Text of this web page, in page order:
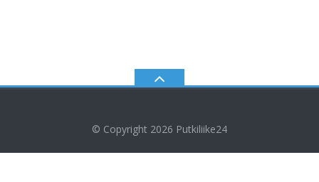
© Copyright 2026 Putkiliike24